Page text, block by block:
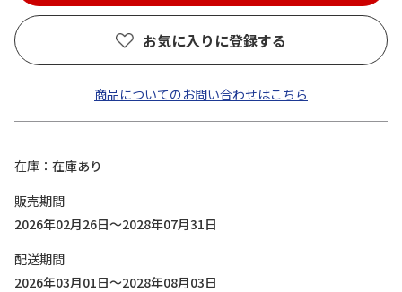
お気に入りに登録する
商品についてのお問い合わせはこちら
在庫
在庫あり
販売期間
2026年02月26日～2028年07月31日
配送期間
2026年03月01日～2028年08月03日